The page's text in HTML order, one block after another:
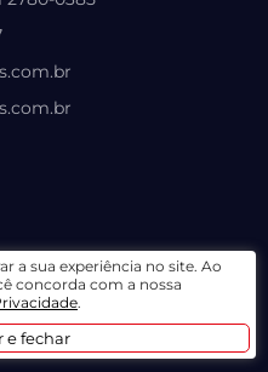
Outlet
a sua experiência no site. Ao
concorda com a nossa
.
e fechar